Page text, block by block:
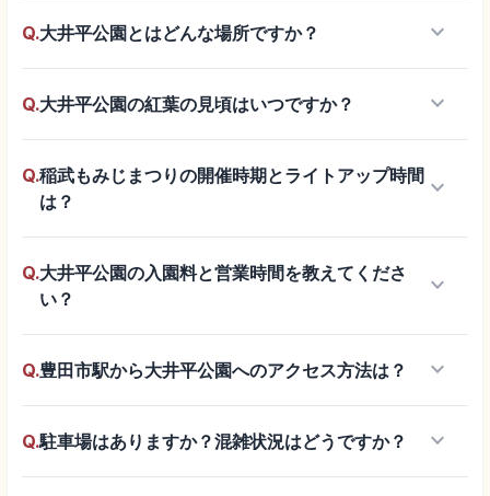
Q.大井平公園とはどんな場所ですか？ keyboard_arrow_down
Q.大井平公園の紅葉の見頃はいつですか？ keyboard_arrow_down
Q.稲武もみじまつりの開催時期とライトアップ時間
は？
keyboard_arrow_down
Q.大井平公園の入園料と営業時間を教えてくださ
い？
keyboard_arrow_down
Q.豊田市駅から大井平公園へのアクセス方法は？ keyboard_arrow_down
Q.駐車場はありますか？混雑状況はどうですか？ keyboard_arrow_down